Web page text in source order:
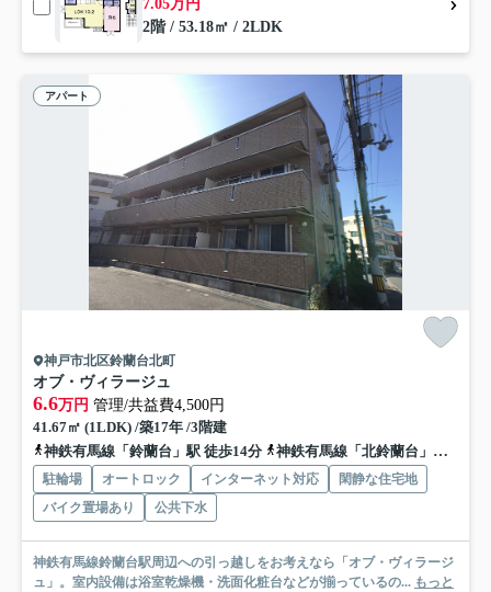
7.05万円
2階 / 53.18㎡ / 2LDK
アパート
神戸市北区鈴蘭台北町
オブ・ヴィラージュ
6.6万円 管理/共益費4,500円
41.67㎡ (1LDK) /築17年 /3階建
神鉄有馬線「鈴蘭台」駅 徒歩14分
神鉄有馬線「北鈴蘭台」駅 徒歩13分
駐輪場 オートロック インターネット対応
閑静な住宅地
バイク置場あり
公共下水
神鉄有馬線鈴蘭台駅周辺への引っ越しをお考えなら「オブ・ヴィラージ
ュ」。室内設備は浴室乾燥機・洗面化粧台などが揃っているの... もっと